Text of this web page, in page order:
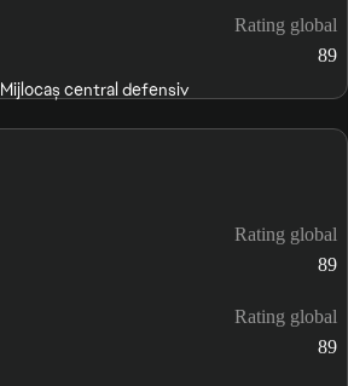
Rating global
89
central defensiv
Rating global
89
Rating global
89